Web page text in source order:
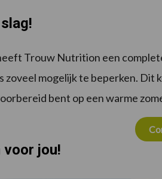
Trouw Nutrition een
zoveel mogelijk te beperken. Dit
bent op een warme
voor jou!